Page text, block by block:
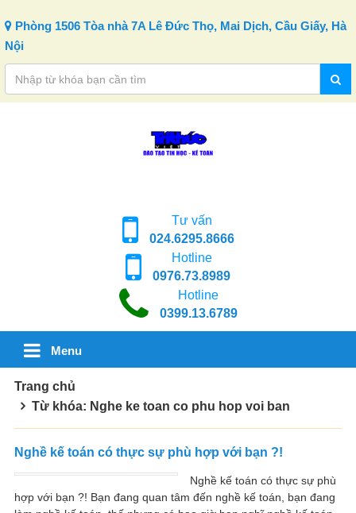
Phòng 1506 Tòa nhà 7A Lê Đức Thọ, Mai Dịch, Cầu Giấy, Hà
Nội
Tư vấn
024.6295.8666
Hotline
0976.73.8989
Hotline
0399.13.6789
Menu
Trang chủ
Từ khóa: Nghe ke toan co phu hop voi ban
Nghề kế toán có thực sự phù hợp với bạn ?!
Nghề kế toán có thực sự phù
hợp với bạn ?! Bạn đang quan tâm đến nghề kế toán, bạn đang